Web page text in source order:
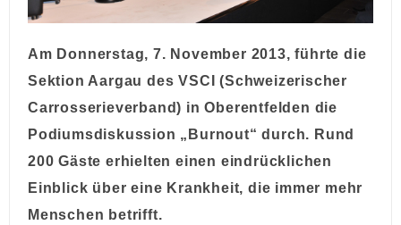
Am Donnerstag, 7. November 2013, führte die
Sektion Aargau des VSCI (Schweizerischer
Carrosserieverband) in Oberentfelden die
Podiumsdiskussion „Burnout“ durch. Rund
200 Gäste erhielten einen eindrücklichen
Einblick über eine Krankheit, die immer mehr
Menschen betrifft.